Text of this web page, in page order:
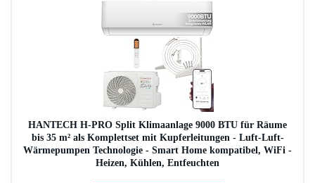
HANTECH H-PRO Split Klimaanlage 9000 BTU für Räume
bis 35 m² als Komplettset mit Kupferleitungen - Luft-Luft-
Wärmepumpen Technologie - Smart Home kompatibel, WiFi -
Heizen, Kühlen, Entfeuchten